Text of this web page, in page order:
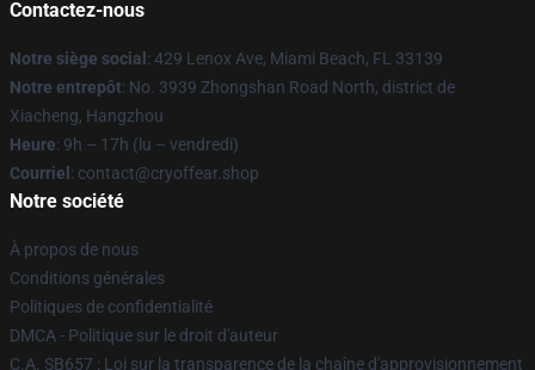
Contactez-nous
Notre siège social : 429 Lenox Ave, Miami Beach, FL 33139
Notre entrepôt: No. 3939 Zhongshan Road North, district de
Xiacheng, Hangzhou
Heure: 9h – 17h (lu – vendredi)
Courriel : contact@cryoffear.shop
Notre société
À propos de nous
Conditions générales
Politiques de confidentialité
DMCA - Politique sur le droit d'auteur
C.A. SB657 : Loi sur la transparence de la chaîne d'approvisionnement